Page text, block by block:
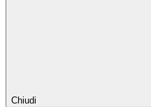
Chiudi